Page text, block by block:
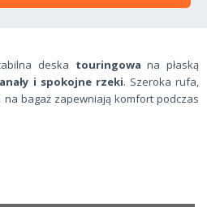
deska touringowana płaską
i spokojne rzeki. Szeroka rufa,
bagaż zapewniają komfort podczas